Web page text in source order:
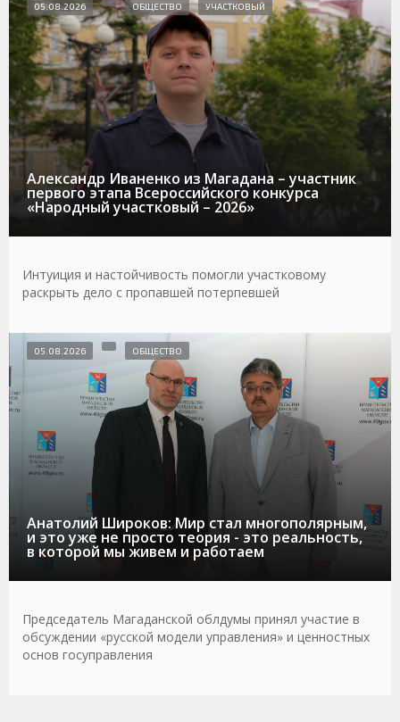
Александр Иваненко из Магадана – участник
первого этапа Всероссийского конкурса
«Народный участковый – 2026»
05.08.2026 ОБЩЕСТВО УЧАСТКОВЫЙ
Интуиция и настойчивость помогли участковому
раскрыть дело с пропавшей потерпевшей
Анатолий Широков: Мир стал многополярным,
и это уже не просто теория - это реальность,
в которой мы живем и работаем
05.08.2026 ОБЩЕСТВО
Председатель Магаданской облдумы принял участие в
обсуждении «русской модели управления» и ценностных
основ госуправления